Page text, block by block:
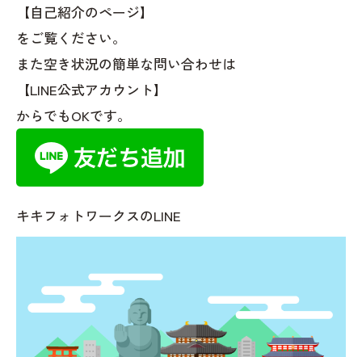
【自己紹介のページ】
をご覧ください。
また空き状況の簡単な問い合わせは
【LINE公式アカウント】
からでもOKです。
キキフォトワークスのLINE